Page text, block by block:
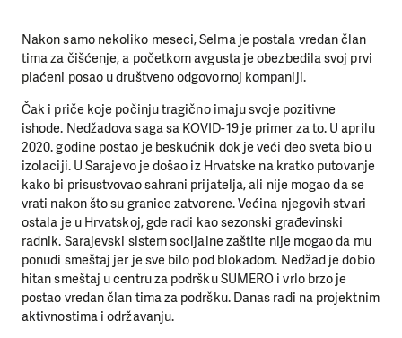
Nakon samo nekoliko meseci, Selma je postala vredan član
tima za čišćenje, a početkom avgusta je obezbedila svoj prvi
plaćeni posao u društveno odgovornoj kompaniji.
Čak i priče koje počinju tragično imaju svoje pozitivne
ishode. Nedžadova saga sa KOVID-19 je primer za to. U aprilu
2020. godine postao je beskućnik dok je veći deo sveta bio u
izolaciji. U Sarajevo je došao iz Hrvatske na kratko putovanje
kako bi prisustvovao sahrani prijatelja, ali nije mogao da se
vrati nakon što su granice zatvorene. Većina njegovih stvari
ostala je u Hrvatskoj, gde radi kao sezonski građevinski
radnik. Sarajevski sistem socijalne zaštite nije mogao da mu
ponudi smeštaj jer je sve bilo pod blokadom. Nedžad je dobio
hitan smeštaj u centru za podršku SUMERO i vrlo brzo je
postao vredan član tima za podršku. Danas radi na projektnim
aktivnostima i održavanju.